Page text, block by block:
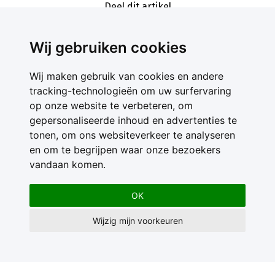
Wij gebruiken cookies
Wij maken gebruik van cookies en andere
tracking-technologieën om uw surfervaring
op onze website te verbeteren, om
gepersonaliseerde inhoud en advertenties te
tonen, om ons websiteverkeer te analyseren
en om te begrijpen waar onze bezoekers
vandaan komen.
OK
Wijzig mijn voorkeuren
Deel dit artikel
Contact
Feedback
Nieuwsbrief
Adverteren
Gebruikersvoorwaarden
Privacy Statement